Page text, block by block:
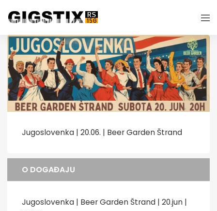
Jugoslovenka | 20.06. | Beer Garden Štrand
O DOGAĐAJU
Jugoslovenka | Beer Garden Štrand | 20.jun |